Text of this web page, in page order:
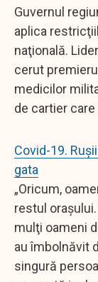
Guvernul
aplica
naţională.
cerut
medicilor
de cartier
Covid-19.
gata
„Oricum,
restul
mulţi oameni
au îmbolnăvit
singură